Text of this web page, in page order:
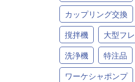
カップリング交換
撹拌機
大型フ
洗浄機
特注品
ワーケシャポンプ